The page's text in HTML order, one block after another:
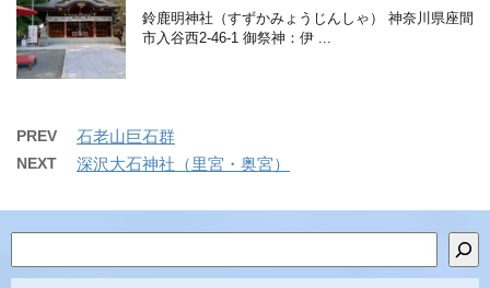
鈴鹿明神社（すずかみょうじんしゃ） 神奈川県座間
市入谷西2-46-1 御祭神：伊 ...
PREV 石老山巨石群
NEXT 深沢大石神社（里宮・奥宮）